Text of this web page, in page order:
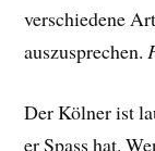
verschiedene
auszusprechen.
Der Kölner ist
er Spass hat.